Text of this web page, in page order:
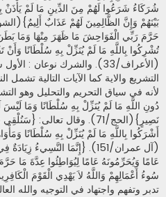
شُرَكَاءُ شَرَعُوا لَهُمْ مِنَ الدِّينِ مَا لَمْ يَأْذَنْ
حَرَّمَ رَبِّي الْفَوَاحِشَ مَا ظَهَرَ مِنْهَا وَمَا بَطَنَ
تُشْرِكُوا بِاللَّهِ مَا لَمْ يُنَزِّلْ بِهِ سُلْطَانًا وَأَنْ
(الأعراف/33). والشرك نوعان :
التشريع والاية كما الآيات التالية
لأنه في سياق التحريم والتحليل وهو
دُونِ اللَّهِ مَا لَمْ يُنَزِّلْ بِهِ سُلْطَانًا وَمَا
نَصِيرٍ}(الحج/71). وقال
أَشْرَكُوا بِاللَّهِ مَا لَمْ يُنَزِّلْ بِهِ سُلْطَانًا
(آل عمران/151). {إِنَّمَا
عَامًا وَيُحَرِّمُونَهُ عَامًا لِيُوَاطِئُوا عِدَّةَ مَا
تدبر وتفهم واجتهاد في التوجيه والله